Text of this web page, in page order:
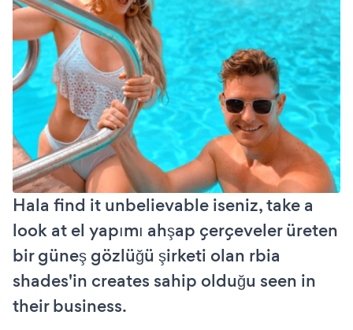
Hala find it unbelievable iseniz, take a
look at el yapımı ahşap çerçeveler üreten
bir güneş gözlüğü şirketi olan rbia
shades'in creates sahip olduğu seen in
their business.